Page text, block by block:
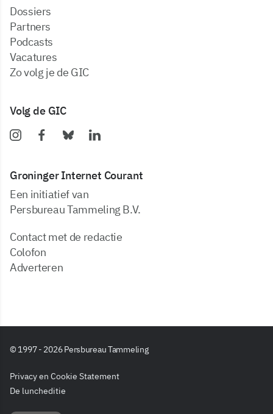
dossiers
partners
podcasts
vacatures
zo volg je de GIC
Volg de GIC
Groninger Internet Courant
Een initiatief van
Persbureau Tammeling B.V.
Contact met de redactie
Colofon
Adverteren
© 1997 - 2026 Persbureau Tammeling
Privacy en Cookie Statement
De luncheditie